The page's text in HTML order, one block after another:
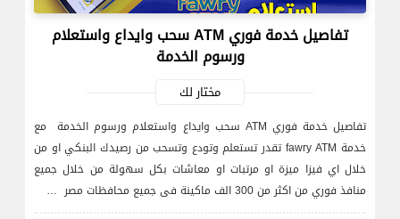
تفاصيل خدمة فوري ATM سحب وايداع واستعلام
ورسوم الخدمة
مختار لك
تفاصيل خدمة فوري ATM سحب وايداع واستعلام ورسوم الخدمة مع
خدمة fawry ATM تقدر تستعلم وتودع وتسحب من رصيدك البنكي او من
خلال اي فيزا ميزة او مرتبات او معاشات بكل سهولة من خلال جميع
منافذ فوري من اكثر من 300 الف ماكينة فى جميع محافظات مصر …